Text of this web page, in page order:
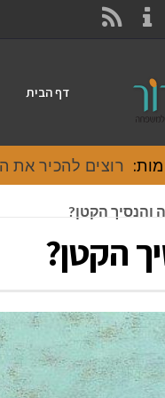
דף הבית
רוצים להכיר את
והנסיך הקטן?
הקטן?